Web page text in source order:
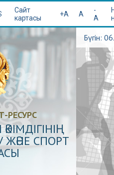
Сайт
картасы
+A A
-
A
РЕСУРС
СПОРТ
Бүгін: